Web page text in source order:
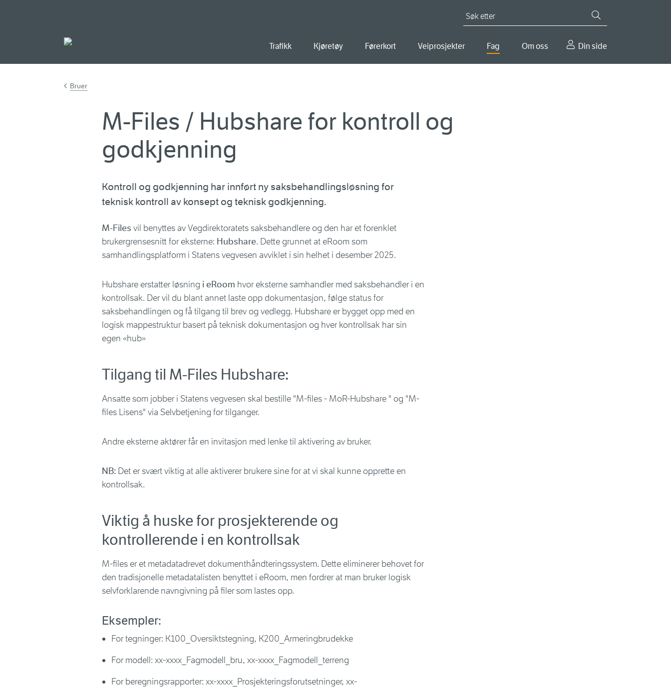
Trafikk Kjøretøy Førerkort Veiprosjekter Fag Om oss Din side
Bruer
M-Files / Hubshare for kontroll og
godkjenning
Kontroll og godkjenning har innført ny saksbehandlingsløsning for
teknisk kontroll av konsept og teknisk godkjenning.
M-Files vil benyttes av Vegdirektoratets saksbehandlere og den har et forenklet
brukergrensesnitt for eksterne: Hubshare. Dette grunnet at eRoom som
samhandlingsplatform i Statens vegvesen avviklet i sin helhet i desember 2025.
Hubshare erstatter løsning i eRoom hvor eksterne samhandler med saksbehandler i en
kontrollsak. Der vil du blant annet laste opp dokumentasjon, følge status for
saksbehandlingen og få tilgang til brev og vedlegg. Hubshare er bygget opp med en
logisk mappestruktur basert på teknisk dokumentasjon og hver kontrollsak har sin
egen «hub»
Tilgang til M-Files Hubshare:
Ansatte som jobber i Statens vegvesen skal bestille "M-files - MoR-Hubshare " og "M-
files Lisens" via Selvbetjening for tilganger.
Andre eksterne aktører får en invitasjon med lenke til aktivering av bruker.
NB: Det er svært viktig at alle aktiverer brukere sine for at vi skal kunne opprette en
kontrollsak.
Viktig å huske for prosjekterende og
kontrollerende i en kontrollsak
M-files er et metadatadrevet dokumenthåndteringssystem. Dette eliminerer behovet for
den tradisjonelle metadatalisten benyttet i eRoom, men fordrer at man bruker logisk
selvforklarende navngivning på filer som lastes opp.
Eksempler:
For tegninger: K100_Oversiktstegning, K200_Armeringbrudekke
For modell: xx-xxxx_Fagmodell_bru, xx-xxxx_Fagmodell_terreng
For beregningsrapporter: xx-xxxx_Prosjekteringsforutsetninger, xx-